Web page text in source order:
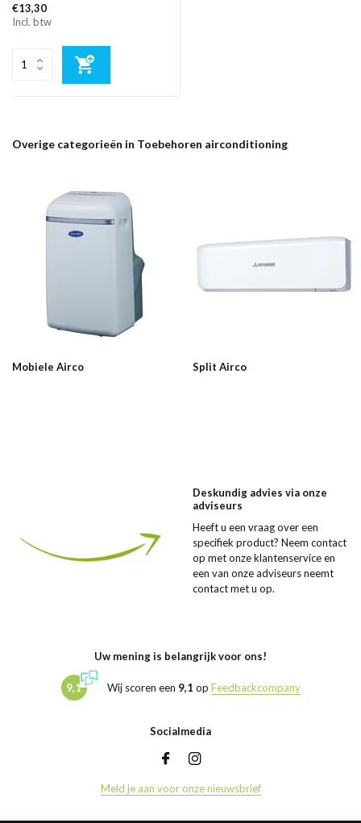
€13,30
Incl. btw
Overige categorieën in Toebehoren airconditioning
Mobiele Airco Split Airco
Deskundig advies via onze
adviseurs
Heeft u een vraag over een
specifiek product? Neem contact
op met onze klantenservice en
een van onze adviseurs neemt
contact met u op.
Uw mening is belangrijk voor ons!
9,1 Wij scoren een 9,1 op Feedbackcompany
Socialmedia
Meld je aan voor onze nieuwsbrief